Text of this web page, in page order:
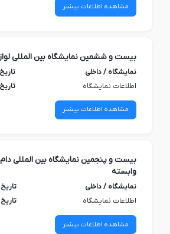
مشاهده اطلاعات بیشتر
بیست و ششمین نمایشگاه بین المللی
نمایشگاه / داخلی
اطلاعات نمایشگاه
مشاهده اطلاعات بیشتر
بیست و پنجمین نمایشگاه بین المللی
وابسته
نمایشگاه / داخلی
اطلاعات نمایشگاه
تاریخ
مشاهده اطلاعات بیشتر